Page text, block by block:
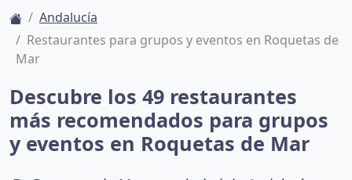
Andalucía
Restaurantes para grupos y eventos en Roquetas de
Mar
Descubre los 49 restaurantes
más recomendados para grupos
y eventos en Roquetas de Mar